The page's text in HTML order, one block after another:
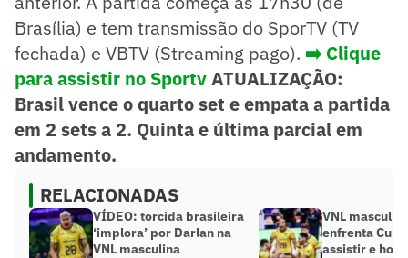
Brasília) e tem transmissão do SporTV (TV
fechada) e VBTV (Streaming pago). ➡️ Clique
para assistir no SportvATUALIZAÇÃO:
Brasil vence o quarto set e empata a partida
em 2 sets a 2. Quinta e última parcial em
andamento.
RELACIONADAS
VÍDEO: torcida brasileira
‘implora’ por Darlan na
VNL masculina
VNL
enfrenta
assistir e